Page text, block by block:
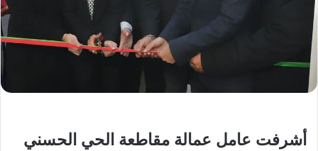
أشرفت عامل عمالة مقاطعة الحي الحسني